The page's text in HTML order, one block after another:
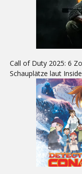
Call of Duty 2025: 6
Schauplätze laut